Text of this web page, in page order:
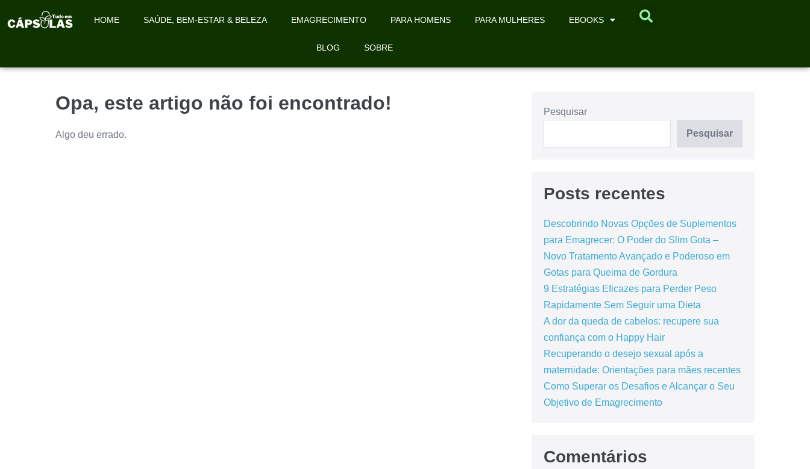
HOME SAÚDE, BEM-ESTAR & BELEZA EMAGRECIMENTO PARA HOMENS PARA MULHERES EBOOKS
BLOG SOBRE
Opa, este artigo não foi encontrado!
Algo deu errado.
Pesquisar
Pesquisar
Posts recentes
Descobrindo Novas Opções de Suplementos
para Emagrecer: O Poder do Slim Gota –
Novo Tratamento Avançado e Poderoso em
Gotas para Queima de Gordura
9 Estratégias Eficazes para Perder Peso
Rapidamente Sem Seguir uma Dieta
A dor da queda de cabelos: recupere sua
confiança com o Happy Hair
Recuperando o desejo sexual após a
maternidade: Orientações para mães recentes
Como Superar os Desafios e Alcançar o Seu
Objetivo de Emagrecimento
Comentários